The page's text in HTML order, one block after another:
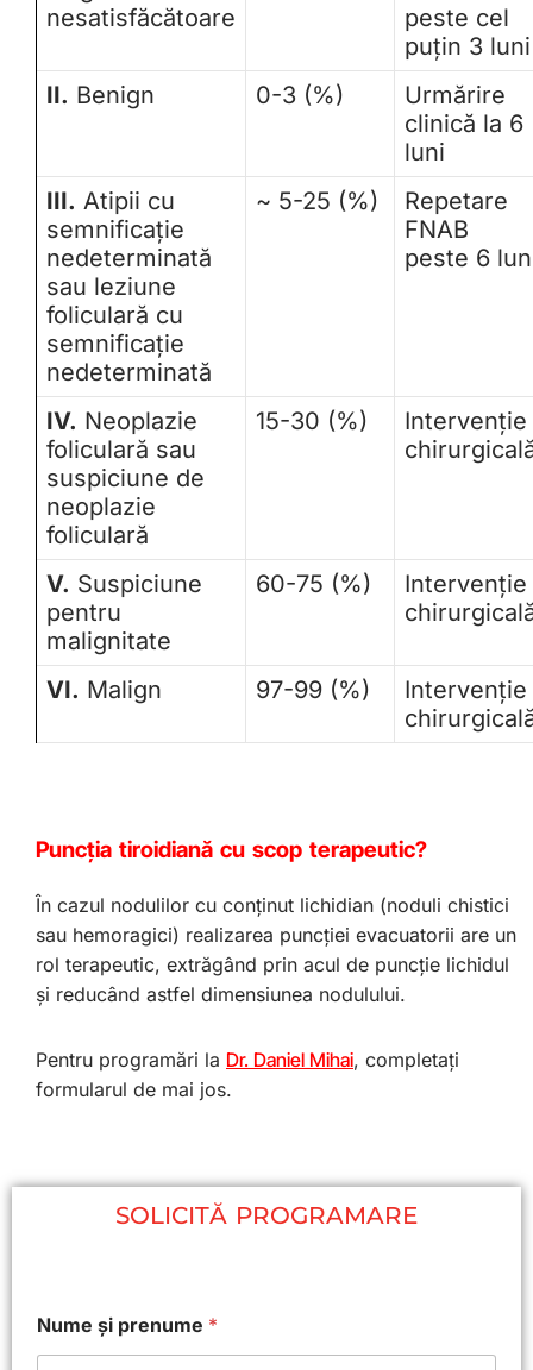
nesatisfăcătoare
peste cel
puţin 3 luni
II. Benign 0-3 (%)
Urmărire
clinică la 6
luni
III. Atipii cu
semnificaţie
nedeterminată
sau leziune
foliculară cu
semnificaţie
nedeterminată
~ 5-25 (%)
Repetare
FNAB
peste 6
IV. Neoplazie
foliculară sau
suspiciune de
neoplazie
foliculară
15-30 (%)
Intervenţie
V. Suspiciune
pentru
malignitate
60-75 (%)
Intervenţie
VI. Malign 97-99 (%)
Intervenţie
Puncţia tiroidiană cu scop terapeutic?
În cazul nodulilor cu conţinut lichidian (noduli chistici
sau hemoragici) realizarea puncţiei evacuatorii are un
rol terapeutic, extrăgând prin acul de puncţie lichidul
şi reducând astfel dimensiunea nodulului.
Pentru programări la Dr. Daniel Mihai, completați
formularul de mai jos.
SOLICITĂ PROGRAMARE
Nume și prenume *